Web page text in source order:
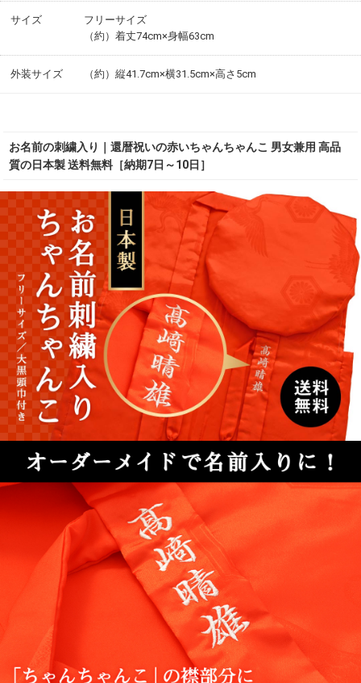
サイズ
フリーサイズ
（約）着丈74cm×身幅63cm
外装サイズ （約）縦41.7cm×横31.5cm×高さ5cm
お名前の刺繍入り｜還暦祝いの赤いちゃんちゃんこ 男女兼用 高品
質の日本製 送料無料［納期7日～10日］